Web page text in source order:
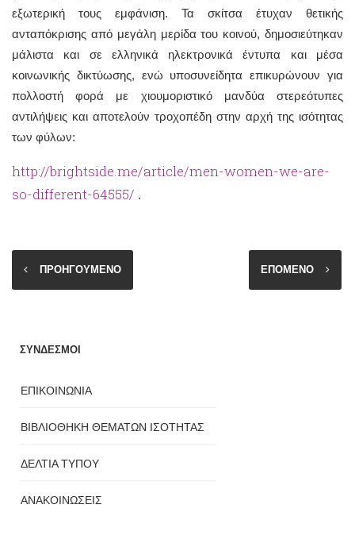
εξωτερική τους εμφάνιση. Τα σκίτσα έτυχαν θετικής
ανταπόκρισης από μεγάλη μερίδα του κοινού, δημοσιεύτηκαν
μάλιστα και σε ελληνικά ηλεκτρονικά έντυπα και μέσα
κοινωνικής δικτύωσης, ενώ υποσυνείδητα επικυρώνουν για
πολλοστή φορά με χιουμοριστικό μανδύα στερεότυπες
αντιλήψεις και αποτελούν τροχοπέδη στην αρχή της ισότητας
των φύλων:
http://brightside.me/article/men-women-we-are-
so-different-64555/ .
ΠΡΟΗΓΟΥΜΕΝΟ ΕΠΟΜΕΝΟ
ΣΥΝΔΕΣΜΟΙ
ΕΠΙΚΟΙΝΩΝΙΑ
ΒΙΒΛΙΟΘΗΚΗ ΘΕΜΑΤΩΝ ΙΣΟΤΗΤΑΣ
ΔΕΛΤΙΑ ΤΥΠΟΥ
ΑΝΑΚΟΙΝΩΣΕΙΣ